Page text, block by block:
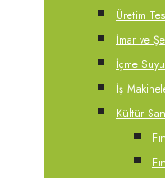
Üretim
İmar ve
İçme
İş
Kültür